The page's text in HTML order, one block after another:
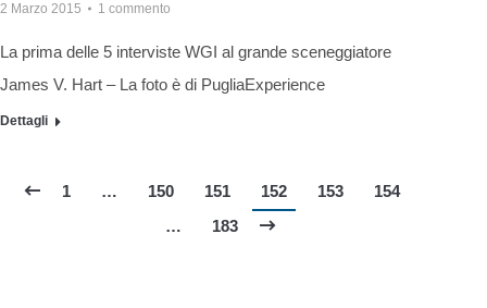
2 Marzo 2015 1 commento
La prima delle 5 interviste WGI al grande sceneggiatore
James V. Hart – La foto è di PugliaExperience
Dettagli
1 … 150 151 152 153
154
…
183